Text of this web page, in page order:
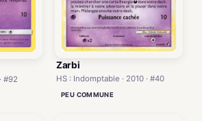
#92
Zarbi
HS : Indomptable · 2010 · #40
PEU COMMUNE